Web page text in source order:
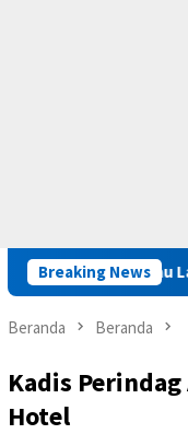
Breaking News
Layak
Beranda Beranda
Kadis
Hotel